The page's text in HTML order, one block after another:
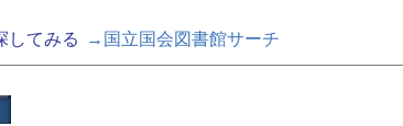
してみる
→国立国会図書館サーチ